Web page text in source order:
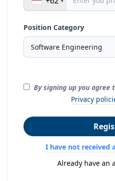
Position Category
By signing up you agree
Privacy
I have not received
Already have an